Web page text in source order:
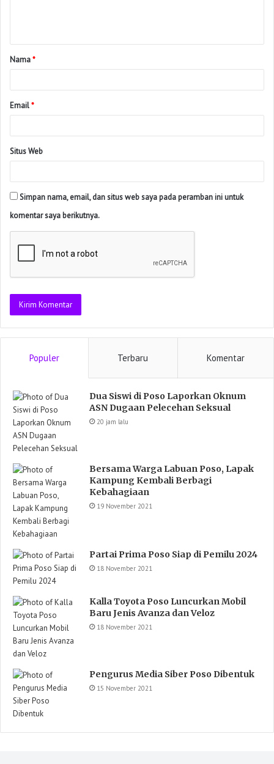
Nama*
Email*
Situs Web
Simpan nama, email, dan situs web saya pada peramban ini untuk
komentar saya berikutnya.
Populer Terbaru Komentar
Dua Siswi di Poso Laporkan Oknum
ASN Dugaan Pelecehan Seksual
20 jam lalu
Bersama Warga Labuan Poso, Lapak
Kampung Kembali Berbagi
Kebahagiaan
19 November 2021
Partai Prima Poso Siap di Pemilu 2024
18 November 2021
Kalla Toyota Poso Luncurkan Mobil
Baru Jenis Avanza dan Veloz
18 November 2021
Pengurus Media Siber Poso Dibentuk
15 November 2021